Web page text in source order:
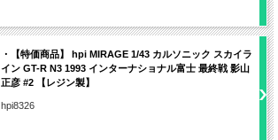
・【特価商品】 hpi MIRAGE 1/43 カルソニック スカイラ
イン GT-R N3 1993 インターナショナル富士 最終戦 影山
正彦 #2 【レジン製】
hpi8326